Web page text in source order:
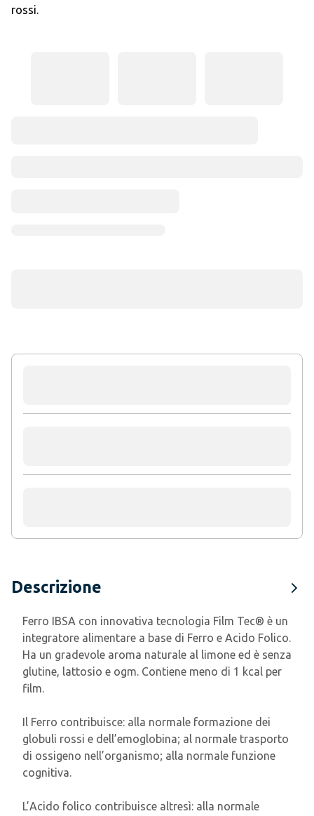
rossi.
Descrizione
Ferro IBSA con innovativa tecnologia Film Tec® è un
integratore alimentare a base di Ferro e Acido Folico.
Ha un gradevole aroma naturale al limone ed è senza
glutine, lattosio e ogm. Contiene meno di 1 kcal per
film.
Il Ferro contribuisce: alla normale formazione dei
globuli rossi e dell’emoglobina; al normale trasporto
di ossigeno nell’organismo; alla normale funzione
cognitiva.
L’Acido folico contribuisce altresì: alla normale